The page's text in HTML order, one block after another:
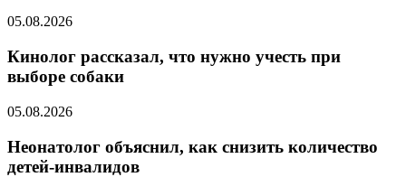
05.08.2026
Кинолог рассказал, что нужно учесть при
выборе собаки
05.08.2026
Неонатолог объяснил, как снизить количество
детей-инвалидов